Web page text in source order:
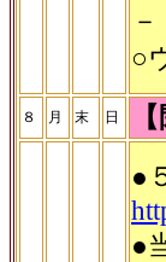
○
８ 月 末 日
●
●